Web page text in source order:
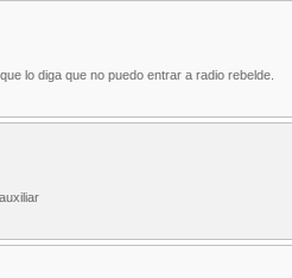
lo diga que no puedo entrar a radio rebelde.